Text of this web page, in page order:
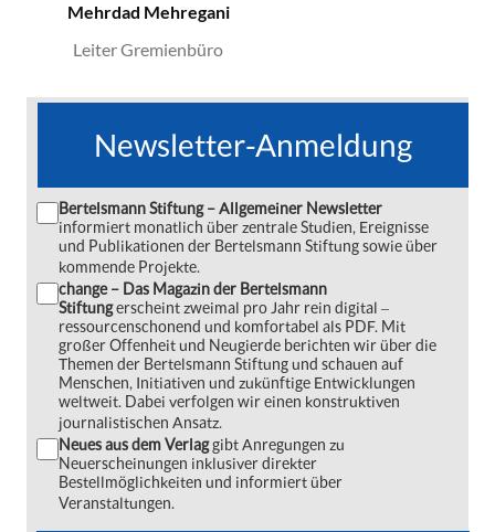
Mehrdad Mehregani
Leiter Gremienbüro
Newsletter-Anmeldung
Bertelsmann Stiftung – Allgemeiner Newsletter
informiert monatlich über zentrale Studien, Ereignisse
und Publikationen der Bertelsmann Stiftung sowie über
kommende Projekte.
change – Das Magazin der Bertelsmann
Stiftungerscheint zweimal pro Jahr rein digital ‒
ressourcenschonend und komfortabel als PDF. Mit
großer Offenheit und Neugierde berichten wir über die
Themen der Bertelsmann Stiftung und schauen auf
Menschen, Initiativen und zukünftige Entwicklungen
weltweit. Dabei verfolgen wir einen konstruktiven
journalistischen Ansatz.
Neues aus dem Verlaggibt Anregungen zu
Neuerscheinungen inklusiver direkter
Bestellmöglichkeiten und informiert über
Veranstaltungen.